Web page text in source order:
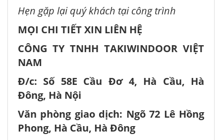
Hẹn gặp lại quý khách tại công trình
MỌI CHI TIẾT XIN LIÊN HỆ
CÔNG TY TNHH TAKIWINDOOR VIỆT
NAM
Đ/c: Số 58E Cầu Đơ 4, Hà Cầu, Hà
Đông, Hà Nội
Văn phòng giao dịch: Ngõ 72 Lê Hồng
Phong, Hà Cầu, Hà Đông